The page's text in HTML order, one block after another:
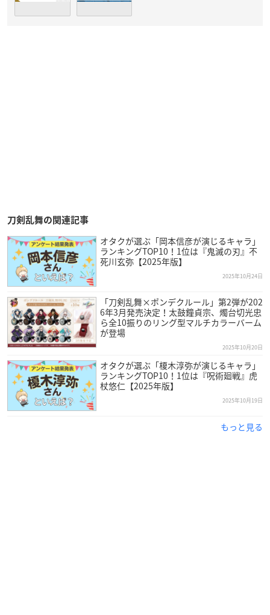
刀剣乱舞の関連記事
オタクが選ぶ「岡本信彦が演じるキャラ」
ランキングTOP10！1位は『鬼滅の刃』不
死川玄弥【2025年版】
2025年10月24日
「刀剣乱舞×ポンデクルール」第2弾が202
6年3月発売決定！太鼓鐘貞宗、燭台切光忠
ら全10振りのリング型マルチカラーバーム
が登場
2025年10月20日
オタクが選ぶ「榎木淳弥が演じるキャラ」
ランキングTOP10！1位は『呪術廻戦』虎
杖悠仁【2025年版】
2025年10月19日
もっと見る